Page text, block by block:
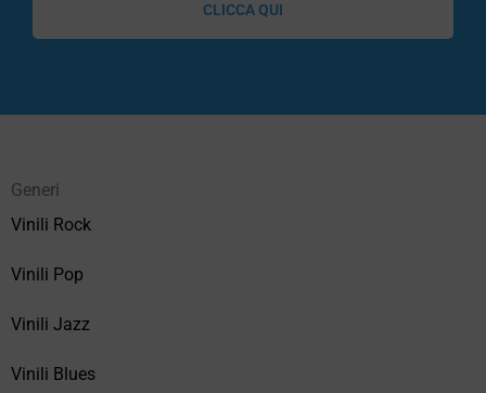
CLICCA QUI
Generi
Vinili Rock
Vinili Pop
Vinili Jazz
Vinili Blues